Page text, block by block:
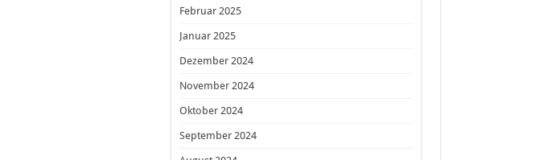
Februar 2025
Januar 2025
Dezember 2024
November 2024
Oktober 2024
September 2024